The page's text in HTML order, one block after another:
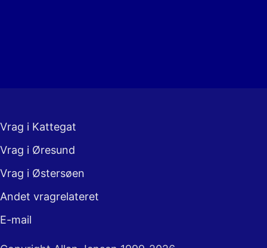
Vrag i Kattegat
Vrag i Øresund
Vrag i Østersøen
Andet vragrelateret
E-mail